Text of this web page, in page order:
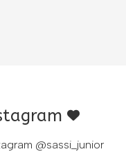
@sassi_junior